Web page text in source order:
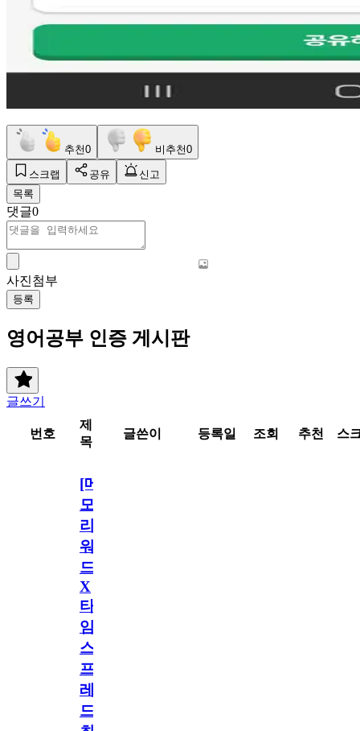
추천0 비추천0
스크랩 공유
신고
목록
댓글0
사진첨부
등록
영어공부 인증 게시판
글쓰기
번호
제
목
글쓴이 등록일 조회 추천 스
[메
모
리
워
드
X
타
임
스
프
레
드]